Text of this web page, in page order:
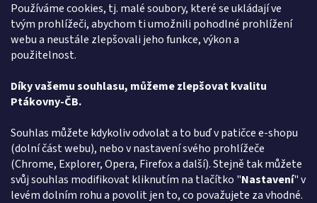
Používáme cookies, tj. malé soubory, které se ukládají ve
tvým prohlížeči, abychom ti umožnili pohodlné prohlížení
webu a neustále zlepšovali jeho funkce, výkon a
použitelnost.
Díky vašemu souhlasu, můžeme zlepšovat kvalitu
Ptákovny-ČB.
Souhlas můžete kdykoliv odvolat a to buď v patičce e-shopu
(dolní část webu), nebo v nastavení svého prohlížeče
(Chrome, Explorer, Opera, Firefox a další). Stejně tak můžete
svůj souhlas modifikovat kliknutím na tlačítko "Nastavení" v
levém dolním rohu a povolit jen to, co považujete za vhodné.
tak si vyberte masku dle vašich představ a bavte se s
námi. Ptakoviny-cb.cz- největší výběrčepic a kloboukůnajdete u nás
- a vše skladem! Pro více inspirace se nezapomeňte mrknout i na
kategoriekostýmů masek a jiných ptákovin
šerpy,křídla,vějíře
Způsob ověřování recenzí